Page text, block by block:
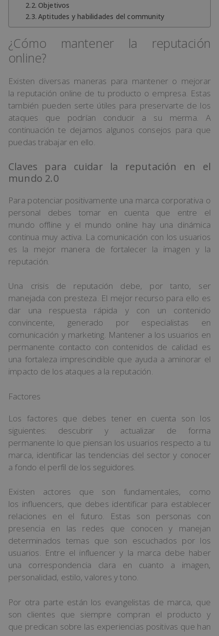
Objetivos
Aptitudes y habilidades del community
¿Cómo mantener la reputación
online?
Existen diversas maneras para mantener o mejorar
la reputación online de tu producto o empresa. Estas
también pueden serte útiles para preservarte de los
ataques que podrían conducir a su merma. A
continuación te dejamos algunos consejos para que
puedas trabajar en ello.
Claves para cuidar la reputación en el
mundo 2.0
Para potenciar positivamente una marca corporativa o
personal debes tomar en cuenta que entre el
mundo offline y el mundo online hay una dinámica
continua muy activa. La comunicación con los usuarios
es la mejor manera de fortalecer la imagen y la
reputación.
Una crisis de reputación debe, por tanto, ser
manejada con presteza. El mejor recurso para ello es
dar una respuesta rápida y con un contenido
convincente, generado por especialistas en
comunicación y marketing. Mantener a los usuarios en
permanente contacto con contenidos de calidad es
una fortaleza imprescindible que ayuda a aminorar el
impacto de los ataques a la reputación.
Factores
Los factores que debes tener en cuenta son los
siguientes: descubrir y actualizar de forma
permanente lo que piensan los usuarios respecto a tu
marca, identificar las tendencias del sector y conocer
a fondo el perfil de los seguidores.
Existen actores que son fundamentales, como
los influencers, que debes identificar para establecer
relaciones en el futuro. Estas son personas con
presencia en las redes que conocen y manejan
determinados temas que son escuchados por los
usuarios. Entre el influencer y la marca debe haber
una correspondencia clara en cuanto a imagen,
personalidad, estilo, valores y tono.
Por otra parte están los evangelistas de marca, que
son clientes que siempre compran el producto y
que predican sobre las experiencias positivas que han